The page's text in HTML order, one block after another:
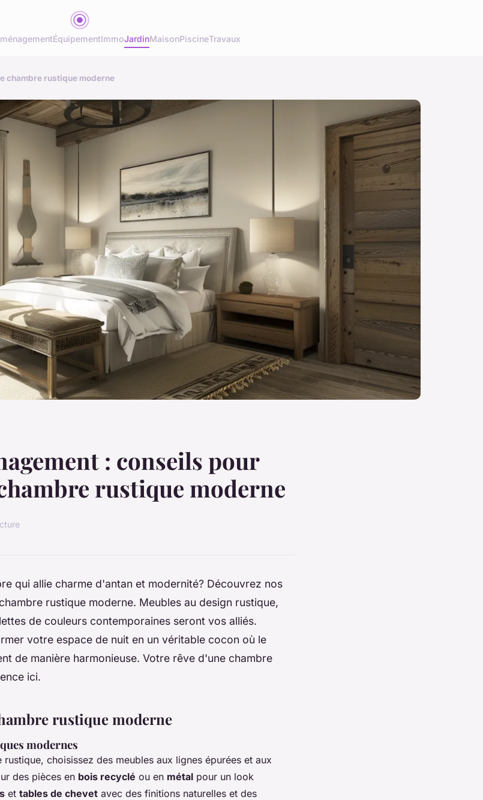
ÉquipementImmoJardinMaisonPiscineTravaux
chambre rustique moderne
: conseils pour
rustique moderne
qui allie charme d'antan et modernité? Découvrez nos
rustique moderne. Meubles au design rustique,
de couleurs contemporaines seront vos alliés.
votre espace de nuit en un véritable cocon où le
de manière harmonieuse. Votre rêve d'une chambre
ici.
rustique moderne
modernes
choisissez des meubles aux lignes épurées et aux
des pièces en bois recyclé ou en métal pour un look
et tables de chevet avec des finitions naturelles et des